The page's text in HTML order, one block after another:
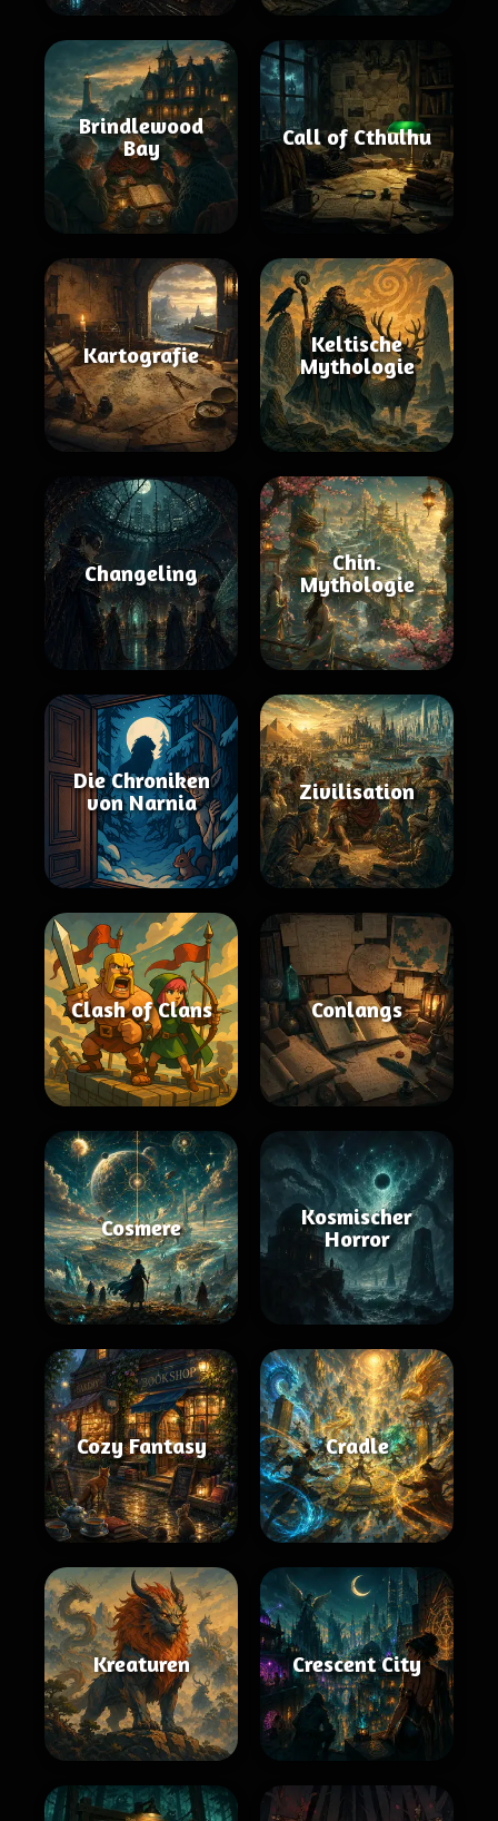
Brindlewood
Bay
Call of Cthulhu
Kartografie
Keltische
Mythologie
Changeling
Chin.
Mythologie
Die Chroniken
von Narnia
Zivilisation
Clash of Clans Conlangs
Cosmere
Kosmischer
Horror
Cozy Fantasy Cradle
Kreaturen Crescent City